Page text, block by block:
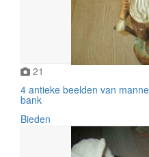
21
4 antieke beelden van
bank
Bieden